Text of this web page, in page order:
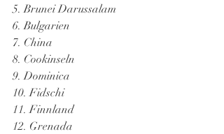
5. Brunei Darussalam
6. Bulgarien
7. China
8. Cookinseln
9. Dominica
10. Fidschi
11. Finnland
12. Grenada